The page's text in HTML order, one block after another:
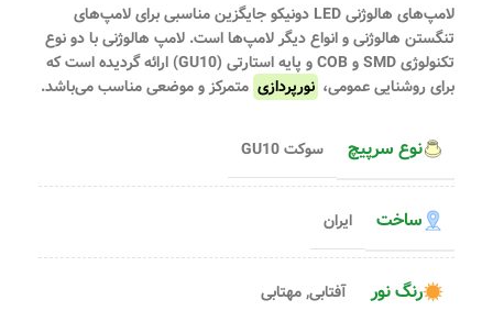
لامپ‌های هالوژنی LED دونیکو جایگزین مناسبی برای لامپ‌های
تنگستن هالوژنی و انواع دیگر لامپ‌ها است. لامپ هالوژنی با دو نوع
تکنولوژی SMD و COB و پایه استارتی (GU10) ارائه گردیده است که
برای روشنایی عمومی، نورپردازی متمرکز و موضعی مناسب می‌باشد.
نوع سرپیچ سوکت GU10
ساخت ایران
رنگ نور آفتابی,مهتابی